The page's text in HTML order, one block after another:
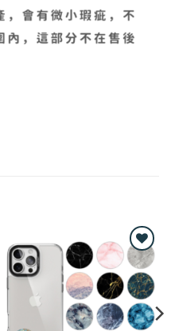
Add to
wishlist